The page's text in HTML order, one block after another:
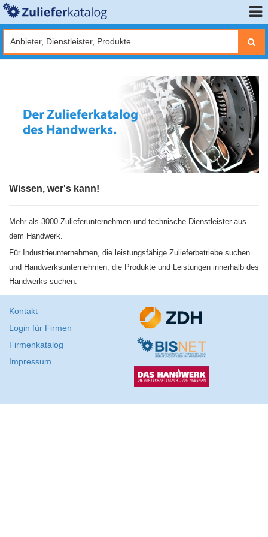
Wissen, wer's kann!
Mehr als 3000 Zulieferunternehmen und technische Dienstleister aus
dem Handwerk.
Für Industrieunternehmen, die leistungsfähige Zulieferbetriebe suchen
und Handwerksunternehmen, die Produkte und Leistungen innerhalb des
Handwerks suchen.
Kontakt
Login für Firmen
Firmenkatalog
Impressum